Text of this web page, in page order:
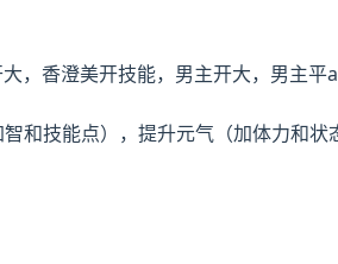
，香澄美开技能，男主开大，男主平
和技能点），提升元气（加体力和状